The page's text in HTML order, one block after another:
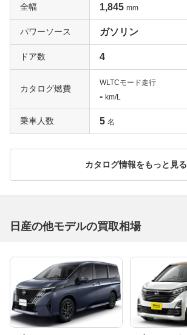
全幅 1,845 mm
パワーソース ガソリン
ドア数 4
カタログ燃費
WLTCモード走行
- km/L
乗車人数 5 名
カタログ情報をもっと見る
日産の他モデルの買取相場